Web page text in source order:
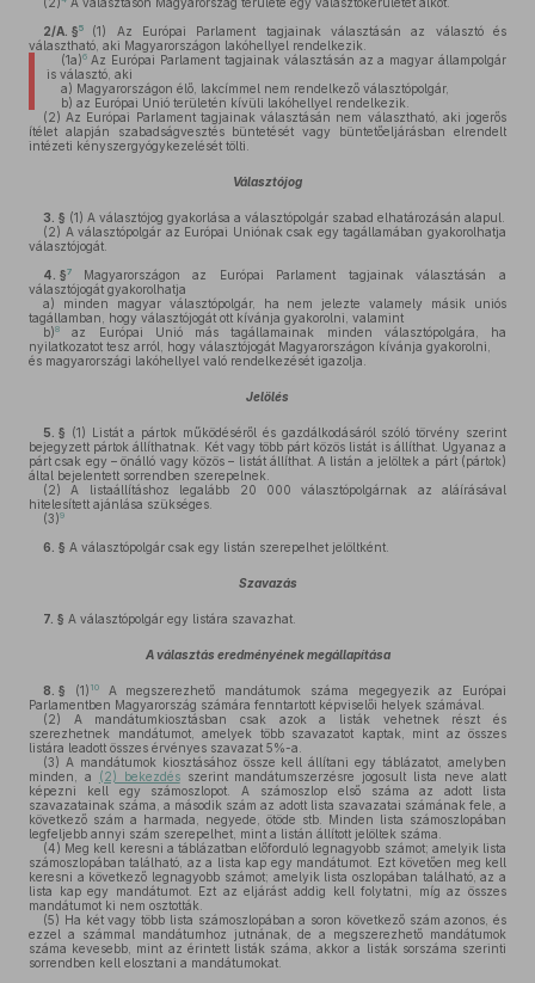
2/A. §5 (1)
Az Európai Parlament tagjainak választásán az választó és
választható, aki Magyarországon lakóhellyel rendelkezik.
(1a)6Az Európai Parlament tagjainak választásán az a magyar állampolgár
is választó, aki
a) Magyarországon élő, lakcímmel nem rendelkező választópolgár,
b) az Európai Unió területén kívüli lakóhellyel rendelkezik.
(2) Az Európai Parlament tagjainak választásán nem választható, aki jogerős
ítélet alapján szabadságvesztés büntetését vagy büntetőeljárásban elrendelt
intézeti kényszergyógykezelését tölti.
Választójog
3. § (1) A választójog gyakorlása a választópolgár szabad elhatározásán alapul.
(2) A választópolgár az Európai Uniónak csak egy tagállamában gyakorolhatja
választójogát.
4. §7
Magyarországon az Európai Parlament tagjainak választásán a
választójogát gyakorolhatja
a) minden magyar választópolgár, ha nem jelezte valamely másik uniós
tagállamban, hogy választójogát ott kívánja gyakorolni, valamint
b)8
az Európai Unió más tagállamainak minden választópolgára, ha
nyilatkozatot tesz arról, hogy választójogát Magyarországon kívánja gyakorolni,
és magyarországi lakóhellyel való rendelkezését igazolja.
Jelölés
5. § (1) Listát a pártok működéséről és gazdálkodásáról szóló törvény szerint
bejegyzett pártok állíthatnak. Két vagy több párt közös listát is állíthat. Ugyanaz a
párt csak egy – önálló vagy közös – listát állíthat. A listán a jelöltek a párt (pártok)
által bejelentett sorrendben szerepelnek.
(2) A listaállításhoz legalább 20 000 választópolgárnak az aláírásával
hitelesített ajánlása szükséges.
(3)9
6. § A választópolgár csak egy listán szerepelhet jelöltként.
Szavazás
7. § A választópolgár egy listára szavazhat.
A választás eredményének megállapítása
8. § (1) 10A megszerezhető mandátumok száma megegyezik az Európai
Parlamentben Magyarország számára fenntartott képviselői helyek számával.
(2) A mandátumkiosztásban csak azok a listák vehetnek részt és
szerezhetnek mandátumot, amelyek több szavazatot kaptak, mint az összes
listára leadott összes érvényes szavazat 5%-a.
(3) A mandátumok kiosztásához össze kell állítani egy táblázatot, amelyben
minden, a
(2) bekezdésszerint mandátumszerzésre jogosult lista neve alatt
képezni kell egy számoszlopot. A számoszlop első száma az adott lista
szavazatainak száma, a második szám az adott lista szavazatai számának fele, a
következő szám a harmada, negyede, ötöde stb. Minden lista számoszlopában
legfeljebb annyi szám szerepelhet, mint a listán állított jelöltek száma.
(4) Meg kell keresni a táblázatban előforduló legnagyobb számot; amelyik lista
számoszlopában található, az a lista kap egy mandátumot. Ezt követően meg kell
keresni a következő legnagyobb számot; amelyik lista oszlopában található, az a
lista kap egy mandátumot. Ezt az eljárást addig kell folytatni, míg az összes
mandátumot ki nem osztották.
(5) Ha két vagy több lista számoszlopában a soron következő szám azonos, és
ezzel a számmal mandátumhoz jutnának, de a megszerezhető mandátumok
száma kevesebb, mint az érintett listák száma, akkor a listák sorszáma szerinti
sorrendben kell elosztani a mandátumokat.